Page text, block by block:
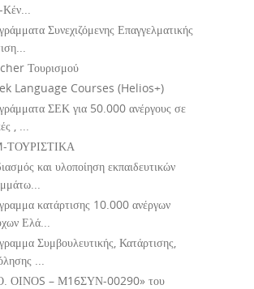
Κέν...
Συνεχιζόμενης Επαγγελματικής
Τουρισμού
Language Courses (Helios+)
ΣΕΚ για 50.000 ανέργους σε
, ...
ΤΟΥΡΙΣΤΙΚΑ
και υλοποίηση εκπαιδευτικών
κατάρτισης 10.000 ανέργων
Ελά...
Συμβουλευτικής, Κατάρτισης,
...
ΟΙΝΟS – Μ16ΣΥΝ-00290» του